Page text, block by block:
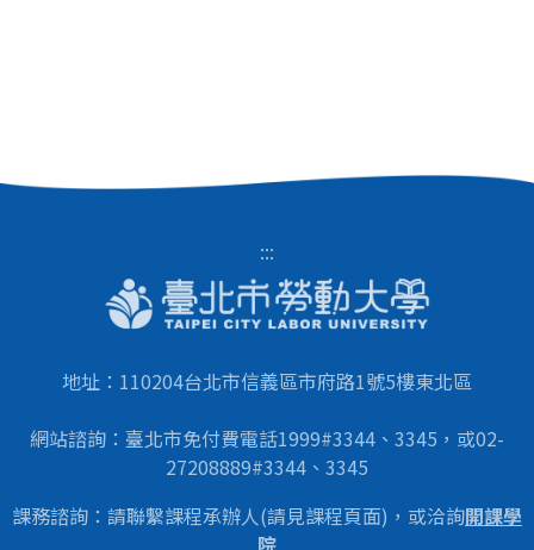
:::
地址：110204台北市信義區市府路1號5樓東北區
網站諮詢：臺北市免付費電話1999#3344、3345，或02-
27208889#3344、3345
課務諮詢：請聯繫課程承辦人(請見課程頁面)，或洽詢開課學
院